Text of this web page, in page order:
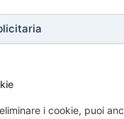
i cookie, puoi